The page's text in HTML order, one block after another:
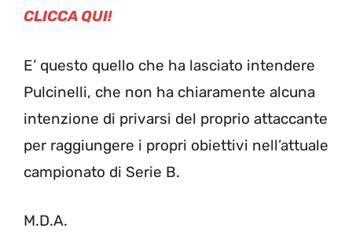
CLICCA QUI!
E’ questo quello che ha lasciato intendere
Pulcinelli, che non ha chiaramente alcuna
intenzione di privarsi del proprio attaccante
per raggiungere i propri obiettivi nell’attuale
campionato di Serie B.
M.D.A.